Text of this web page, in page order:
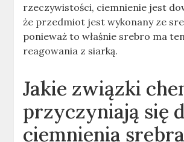
rzeczywistości, ciemnienie jest
że przedmiot jest wykonany ze
ponieważ to właśnie srebro ma
reagowania z siarką.
Jakie związki
przyczyniają się
ciemnienia